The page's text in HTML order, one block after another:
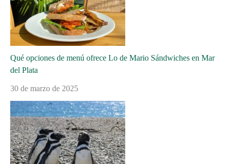
Qué opciones de menú ofrece Lo de Mario Sándwiches en Mar
del Plata
30 de marzo de 2025